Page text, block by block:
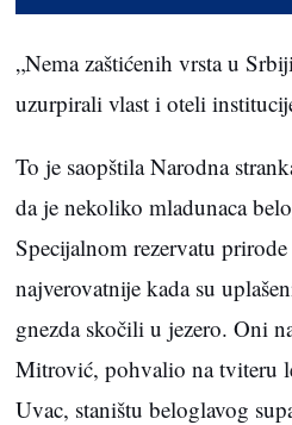
„Nema zaštićenih vrsta u
uzurpirali vlast i oteli
To je saopštila Narodna
da je nekoliko mladunaca
Specijalnom rezervatu
najverovatnije kada su
gnezda skočili u jezero. Oni
Mitrović, pohvalio na tviteru
Uvac, staništu beloglavog